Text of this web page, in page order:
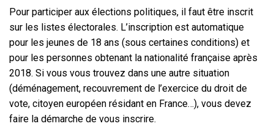
Pour participer aux élections politiques, il faut être inscrit
sur les listes électorales. L’inscription est automatique
pour les jeunes de 18 ans (sous certaines conditions) et
pour les personnes obtenant la nationalité française après
2018. Si vous vous trouvez dans une autre situation
(déménagement, recouvrement de l’exercice du droit de
vote, citoyen européen résidant en France…), vous devez
faire la démarche de vous inscrire.